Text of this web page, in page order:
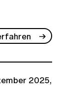
2025,